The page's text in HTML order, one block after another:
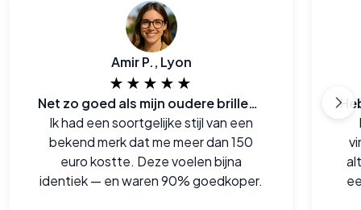
Amir P., Lyon
★★★★★
Net zo goed als mijn oudere brillen van een groot merk
Ik had een soortgelijke stijl van een
bekend merk dat me meer dan 150
euro kostte. Deze voelen bijna
identiek — en waren 90% goedkoper.